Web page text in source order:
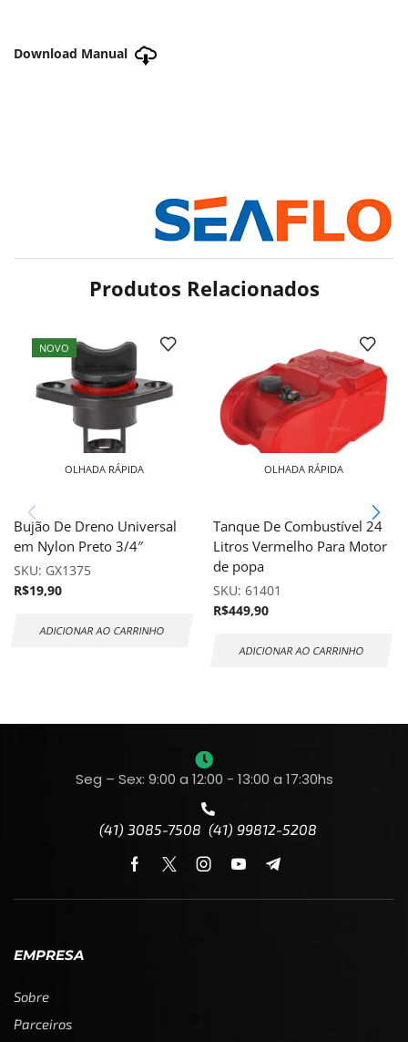
Download Manual
Produtos Relacionados
NOVO
OLHADA RÁPIDA
Bujão De Dreno Universal
em Nylon Preto 3/4″
SKU: GX1375
R$19,90
ADICIONAR AO CARRINHO
OLHADA RÁPIDA
Tanque De Combustível 24
Litros Vermelho Para Motor
de popa
SKU: 61401
R$449,90
ADICIONAR AO CARRINHO
Seg – Sex: 9:00 a 12:00 - 13:00 a 17:30hs
(41) 3085-7508 (41) 99812-5208
EMPRESA
Sobre
Parceiros